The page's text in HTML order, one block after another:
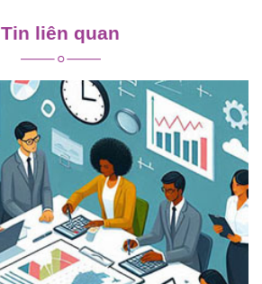
Tin liên quan